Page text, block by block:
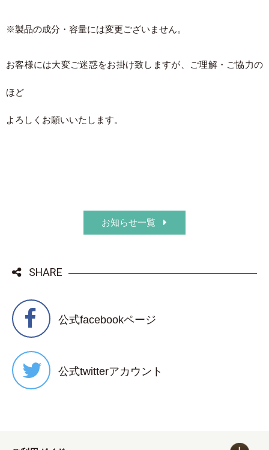
※製品の成分・容量には変更ございません。
お客様には大変ご迷惑をお掛け致しますが、ご理解・ご協力の
ほど
よろしくお願いいたします。
お知らせ一覧
SHARE
公式facebookページ
公式twitterアカウント